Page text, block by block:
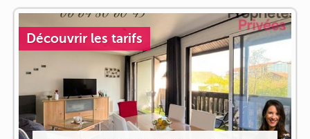
Découvrir les tarifs